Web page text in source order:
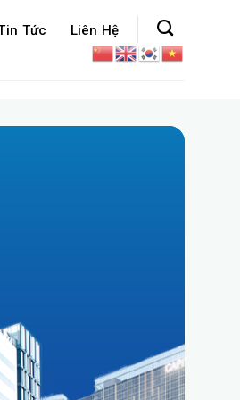
Tức Liên Hệ